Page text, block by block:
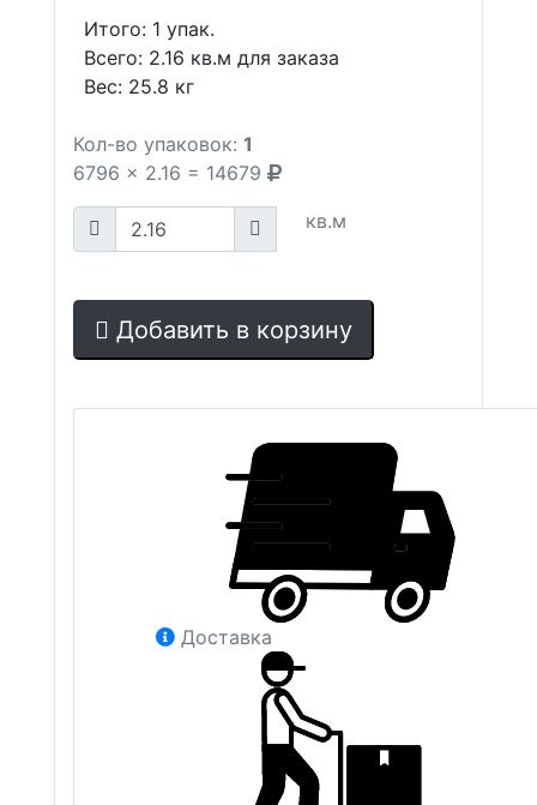
Итого: 1 упак.
Всего: 2.16 кв.м для заказа
Вес: 25.8 кг
Кол-во упаковок: 1
6796 x 2.16 = 14679
кв.м
Добавить в корзину
Доставка